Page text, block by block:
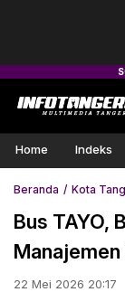
Home Indeks
Beranda Kota
Bus TAYO,
22 Mei 2026 20:17